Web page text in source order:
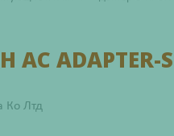
ADAPTER-S
Ко Лтд